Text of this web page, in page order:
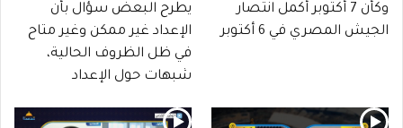
وكأن 7 أكتوبر أكمل انتصار
الجيش المصري في 6 أكتوبر
يطرح البعض سؤال بأن
الإعداد غير ممكن وغير متاح
في ظل الظروف الحالية،
شبهات حول الإعداد